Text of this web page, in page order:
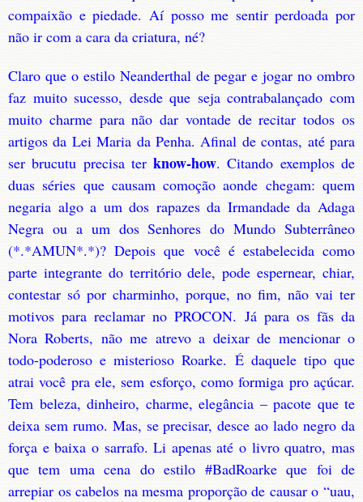
compaixão e piedade. Aí posso me sentir perdoada por
não ir com a cara da criatura, né?
Claro que o estilo Neanderthal de pegar e jogar no ombro
faz muito sucesso, desde que seja contrabalançado com
muito charme para não dar vontade de recitar todos os
artigos da Lei Maria da Penha. Afinal de contas, até para
ser brucutu precisa terknow-how. Citando exemplos de
duas séries que causam comoção aonde chegam: quem
negaria algo a um dos rapazes da Irmandade da Adaga
Negra ou a um dos Senhores do Mundo Subterrâneo
(*.*AMUN*.*)? Depois que você é estabelecida como
parte integrante do território dele, pode espernear, chiar,
contestar só por charminho, porque, no fim, não vai ter
motivos para reclamar no PROCON. Já para os fãs da
Nora Roberts, não me atrevo a deixar de mencionar o
todo-poderoso e misterioso Roarke. É daquele tipo que
atrai você pra ele, sem esforço, como formiga pro açúcar.
Tem beleza, dinheiro, charme, elegância – pacote que te
deixa sem rumo. Mas, se precisar, desce ao lado negro da
força e baixa o sarrafo. Li apenas até o livro quatro, mas
que tem uma cena do estilo #BadRoarke que foi de
arrepiar os cabelos na mesma proporção de causar o “uau,